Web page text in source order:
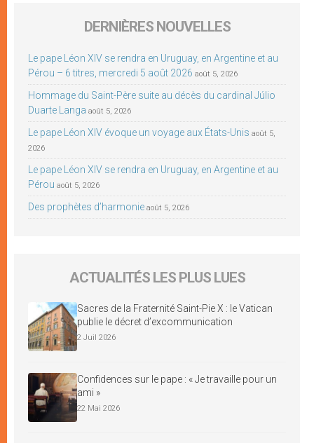
DERNIÈRES NOUVELLES
Le pape Léon XIV se rendra en Uruguay, en Argentine et au
Pérou – 6 titres, mercredi 5 août 2026 août 5, 2026
Hommage du Saint-Père suite au décès du cardinal Júlio
Duarte Langa août 5, 2026
Le pape Léon XIV évoque un voyage aux États-Unis août 5,
2026
Le pape Léon XIV se rendra en Uruguay, en Argentine et au
Pérou août 5, 2026
Des prophètes d’harmonie août 5, 2026
ACTUALITÉS LES PLUS LUES
Sacres de la Fraternité Saint-Pie X : le Vatican
publie le décret d’excommunication
2 Juil 2026
Confidences sur le pape : « Je travaille pour un
ami »
22 Mai 2026